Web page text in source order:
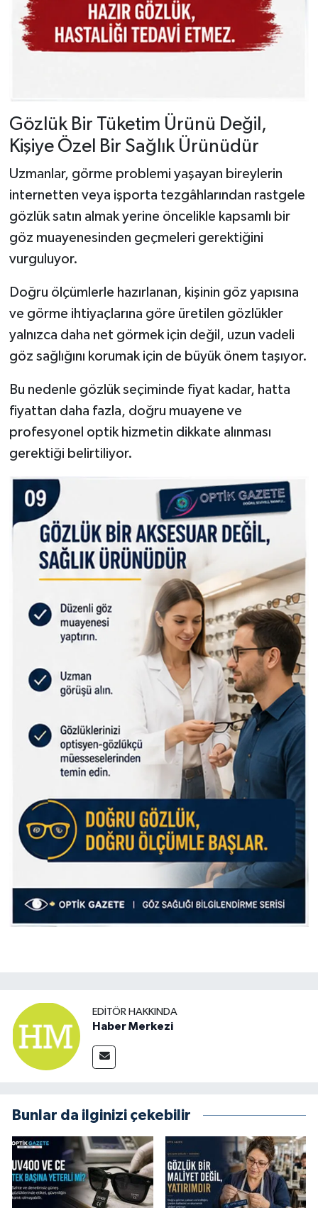
Gözlük Bir Tüketim Ürünü Değil,
Kişiye Özel Bir Sağlık Ürünüdür
Uzmanlar, görme problemi yaşayan bireylerin
internetten veya işporta tezgâhlarından rastgele
gözlük satın almak yerine öncelikle kapsamlı bir
göz muayenesinden geçmeleri gerektiğini
vurguluyor.
Doğru ölçümlerle hazırlanan, kişinin göz yapısına
ve görme ihtiyaçlarına göre üretilen gözlükler
yalnızca daha net görmek için değil, uzun vadeli
göz sağlığını korumak için de büyük önem taşıyor.
Bu nedenle gözlük seçiminde fiyat kadar, hatta
fiyattan daha fazla, doğru muayene ve
profesyonel optik hizmetin dikkate alınması
gerektiği belirtiliyor.
EDITÖR HAKKINDA
Haber Merkezi
Bunlar da ilginizi çekebilir